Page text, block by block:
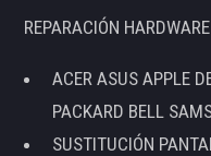
REPARACIÓN
ACER ASUS APPLE
PACKARD BELL
SUSTITUCIÓN